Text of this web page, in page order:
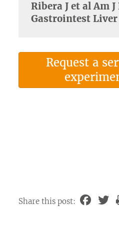
Ribera J et al Am
Gastrointest
Request a
Share this post: